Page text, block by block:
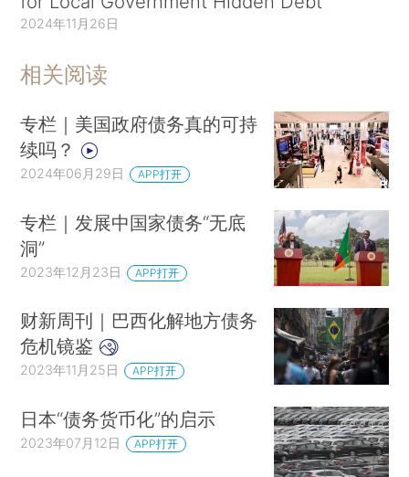
2024年11月26日
相关阅读
专栏｜美国政府债务真的可持
续吗？
2024年06月29日 APP打开
专栏｜发展中国家债务“无底
洞”
2023年12月23日 APP打开
财新周刊｜巴西化解地方债务
危机镜鉴
2023年11月25日 APP打开
日本“债务货币化”的启示
2023年07月12日 APP打开